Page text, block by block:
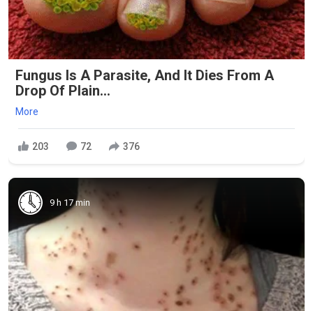
Fungus Is A Parasite, And It Dies From A
Drop Of Plain...
More
203 72 376
9 h 17 min